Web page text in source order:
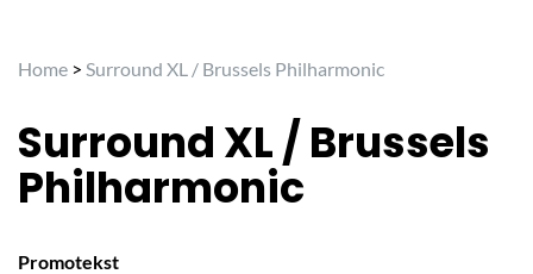
Archief
Home > Surround XL / Brussels Philharmonic
Surround XL / Brussels
Philharmonic
Promotekst